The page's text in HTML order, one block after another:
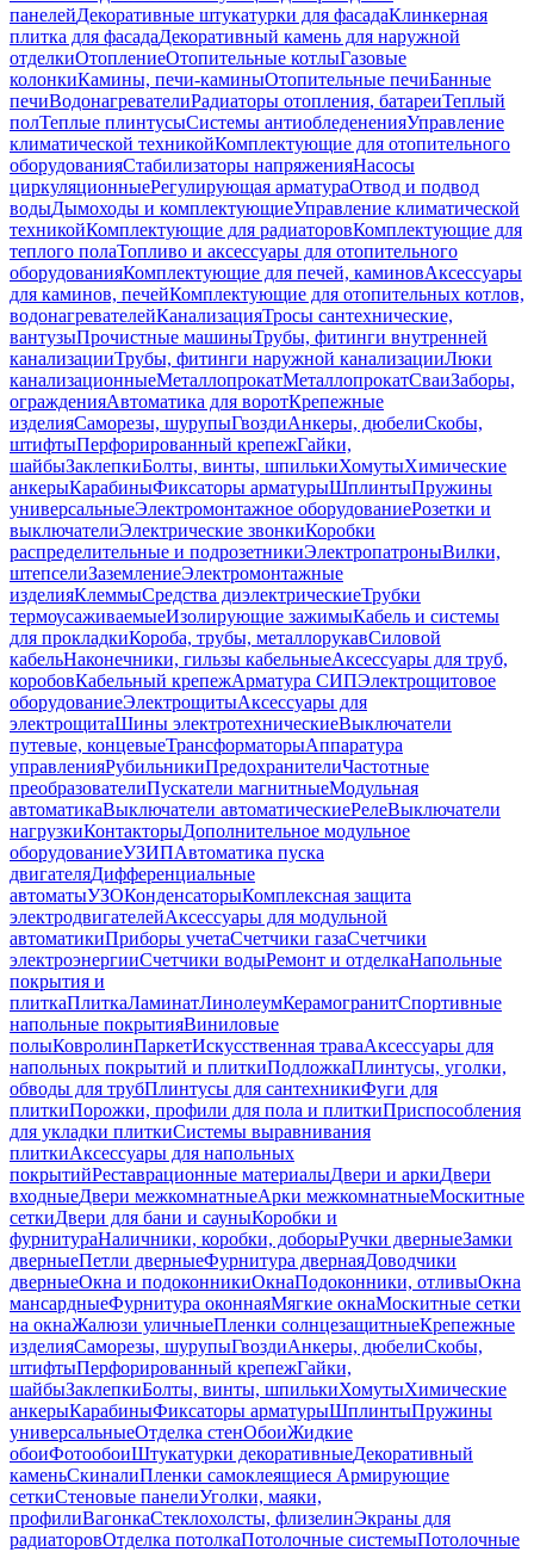
панелейДекоративные штукатурки для фасадаКлинкерная
плитка для фасадаДекоративный камень для наружной
отделкиОтоплениеОтопительные котлыГазовые
колонкиКамины, печи-каминыОтопительные печиБанные
печиВодонагревателиРадиаторы отопления, батареиТеплый
полТеплые плинтусыСистемы антиобледененияУправление
климатической техникойКомплектующие для отопительного
оборудованияСтабилизаторы напряженияНасосы
циркуляционныеРегулирующая арматураОтвод и подвод
водыДымоходы и комплектующиеУправление климатической
техникойКомплектующие для радиаторовКомплектующие для
теплого полаТопливо и аксессуары для отопительного
оборудованияКомплектующие для печей, каминовАксессуары
для каминов, печейКомплектующие для отопительных котлов,
водонагревателейКанализацияТросы сантехнические,
вантузыПрочистные машиныТрубы, фитинги внутренней
канализацииТрубы, фитинги наружной канализацииЛюки
канализационныеМеталлопрокатМеталлопрокатСваиЗаборы,
огражденияАвтоматика для воротКрепежные
изделияСаморезы, шурупыГвоздиАнкеры, дюбелиСкобы,
штифтыПерфорированный крепежГайки,
шайбыЗаклепкиБолты, винты, шпилькиХомутыХимические
анкерыКарабиныФиксаторы арматурыШплинтыПружины
универсальныеЭлектромонтажное оборудованиеРозетки и
выключателиЭлектрические звонкиКоробки
распределительные и подрозетникиЭлектропатроныВилки,
штепселиЗаземлениеЭлектромонтажные
изделияКлеммыСредства диэлектрическиеТрубки
термоусаживаемыеИзолирующие зажимыКабель и системы
для прокладкиКороба, трубы, металлорукавСиловой
кабельНаконечники, гильзы кабельныеАксессуары для труб,
коробовКабельный крепежАрматура СИПЭлектрощитовое
оборудованиеЭлектрощитыАксессуары для
электрощитаШины электротехническиеВыключатели
путевые, концевыеТрансформаторыАппаратура
управленияРубильникиПредохранителиЧастотные
преобразователиПускатели магнитныеМодульная
автоматикаВыключатели автоматическиеРелеВыключатели
нагрузкиКонтакторыДополнительное модульное
оборудованиеУЗИПАвтоматика пуска
двигателяДифференциальные
автоматыУЗОКонденсаторыКомплексная защита
электродвигателейАксессуары для модульной
автоматикиПриборы учетаСчетчики газаСчетчики
электроэнергииСчетчики водыРемонт и отделкаНапольные
покрытия и
плиткаПлиткаЛаминатЛинолеумКерамогранитСпортивные
напольные покрытияВиниловые
полыКовролинПаркетИскусственная траваАксессуары для
напольных покрытий и плиткиПодложкаПлинтусы, уголки,
обводы для трубПлинтусы для сантехникиФуги для
плиткиПорожки, профили для пола и плиткиПриспособления
для укладки плиткиСистемы выравнивания
плиткиАксессуары для напольных
покрытийРеставрационные материалыДвери и аркиДвери
входныеДвери межкомнатныеАрки межкомнатныеМоскитные
сеткиДвери для бани и сауныКоробки и
фурнитураНаличники, коробки, доборыРучки дверныеЗамки
дверныеПетли дверныеФурнитура двернаяДоводчики
дверныеОкна и подоконникиОкнаПодоконники, отливыОкна
мансардныеФурнитура оконнаяМягкие окнаМоскитные сетки
на окнаЖалюзи уличныеПленки солнцезащитныеКрепежные
изделияСаморезы, шурупыГвоздиАнкеры, дюбелиСкобы,
штифтыПерфорированный крепежГайки,
шайбыЗаклепкиБолты, винты, шпилькиХомутыХимические
анкерыКарабиныФиксаторы арматурыШплинтыПружины
универсальныеОтделка стенОбоиЖидкие
обоиФотообоиШтукатурки декоративныеДекоративный
каменьСкиналиПленки самоклеящиеся Армирующие
сеткиСтеновые панелиУголки, маяки,
профилиВагонкаСтеклохолсты, флизелинЭкраны для
радиаторовОтделка потолкаПотолочные системыПотолочные